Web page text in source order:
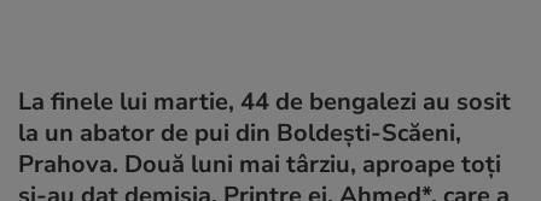
La finele lui martie, 44 de bengalezi au sosit
la un abator de pui din Boldești-Scăeni,
Prahova. Două luni mai târziu, aproape toți